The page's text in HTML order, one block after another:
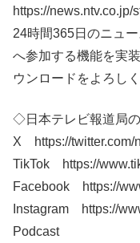
https://news.ntv.co.jp/
24時間365日のニュ
へ参加する機能を実
ウンロードをよろし
◇日本テレビ報道局
X https://twitter.com/
TikTok https://
Facebook https://
Instagram https://
Podcast